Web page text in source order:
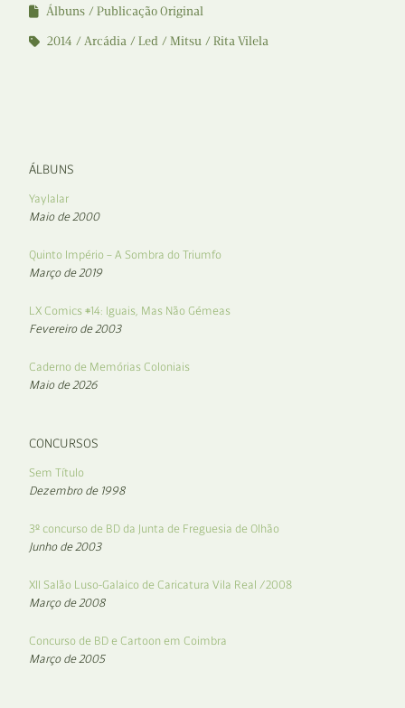
Álbuns
Publicação Original
2014
Arcádia Led Mitsu Rita Vilela
ÁLBUNS
Yaylalar
Maio de 2000
Quinto Império – A Sombra do Triumfo
Março de 2019
LX Comics #14: Iguais, Mas Não Gémeas
Fevereiro de 2003
Caderno de Memórias Coloniais
Maio de 2026
CONCURSOS
Sem Título
Dezembro de 1998
3º concurso de BD da Junta de Freguesia de Olhão
Junho de 2003
XII Salão Luso-Galaico de Caricatura Vila Real /2008
Março de 2008
Concurso de BD e Cartoon em Coimbra
Março de 2005